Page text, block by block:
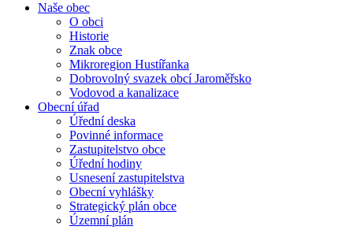
Naše obec
O obci
Historie
Znak obce
Mikroregion Hustířanka
Dobrovolný svazek obcí Jaroměřsko
Vodovod a kanalizace
Obecní úřad
Úřední deska
Povinné informace
Zastupitelstvo obce
Úřední hodiny
Usnesení zastupitelstva
Obecní vyhlášky
Strategický plán obce
Územní plán